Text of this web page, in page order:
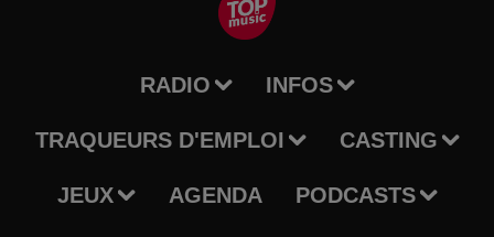
RADIO INFOS
TRAQUEURS D'EMPLOI CASTING
JEUX AGENDA PODCASTS